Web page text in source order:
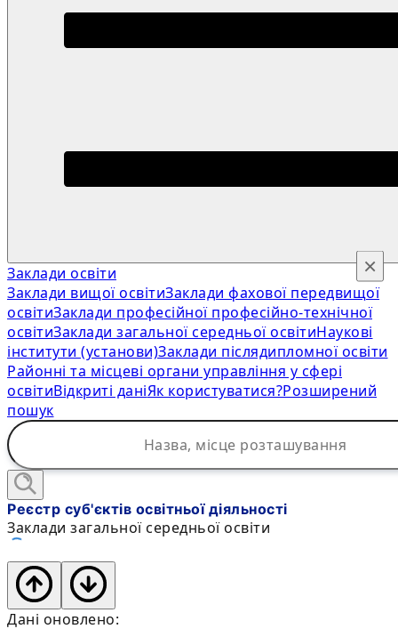
Заклади освіти
Заклади вищої освітиЗаклади фахової передвищої
освітиЗаклади професійної професійно-технічної
освітиЗаклади загальної середньої освітиНаукові
інститути (установи)Заклади післядипломної освіти
Районні та місцеві органи управління у сфері
освітиВідкриті даніЯк користуватися?Розширений
пошук
×
Реєстр суб'єктів освітньої діяльності
Заклади загальної середньої освіти
Дані оновлено: